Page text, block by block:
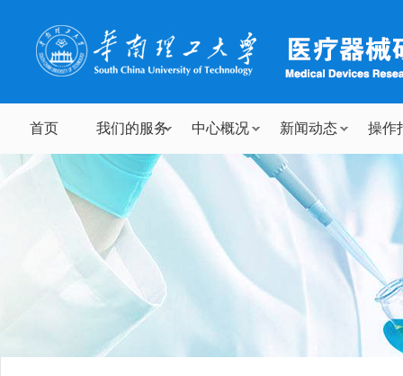
首页 我们的服务 中心概况 新闻动态 操作